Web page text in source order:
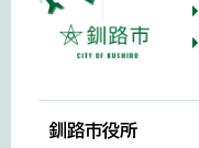
釧路市役所